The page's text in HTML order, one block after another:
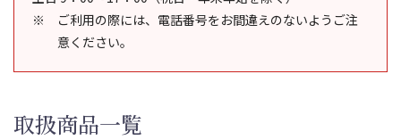
ご利用の際には、電話番号をお間違えのないようご注
意ください。
取扱商品一覧